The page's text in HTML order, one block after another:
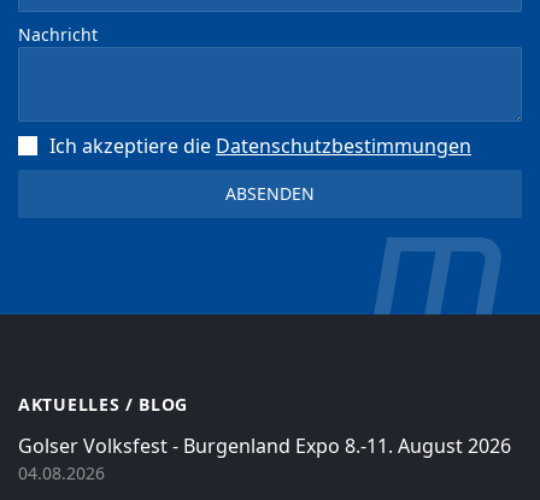
Nachricht
Ich akzeptiere die Datenschutz­bestimmungen
AKTUELLES / BLOG
Golser Volksfest - Burgenland Expo 8.-11. August 2026
04.08.2026